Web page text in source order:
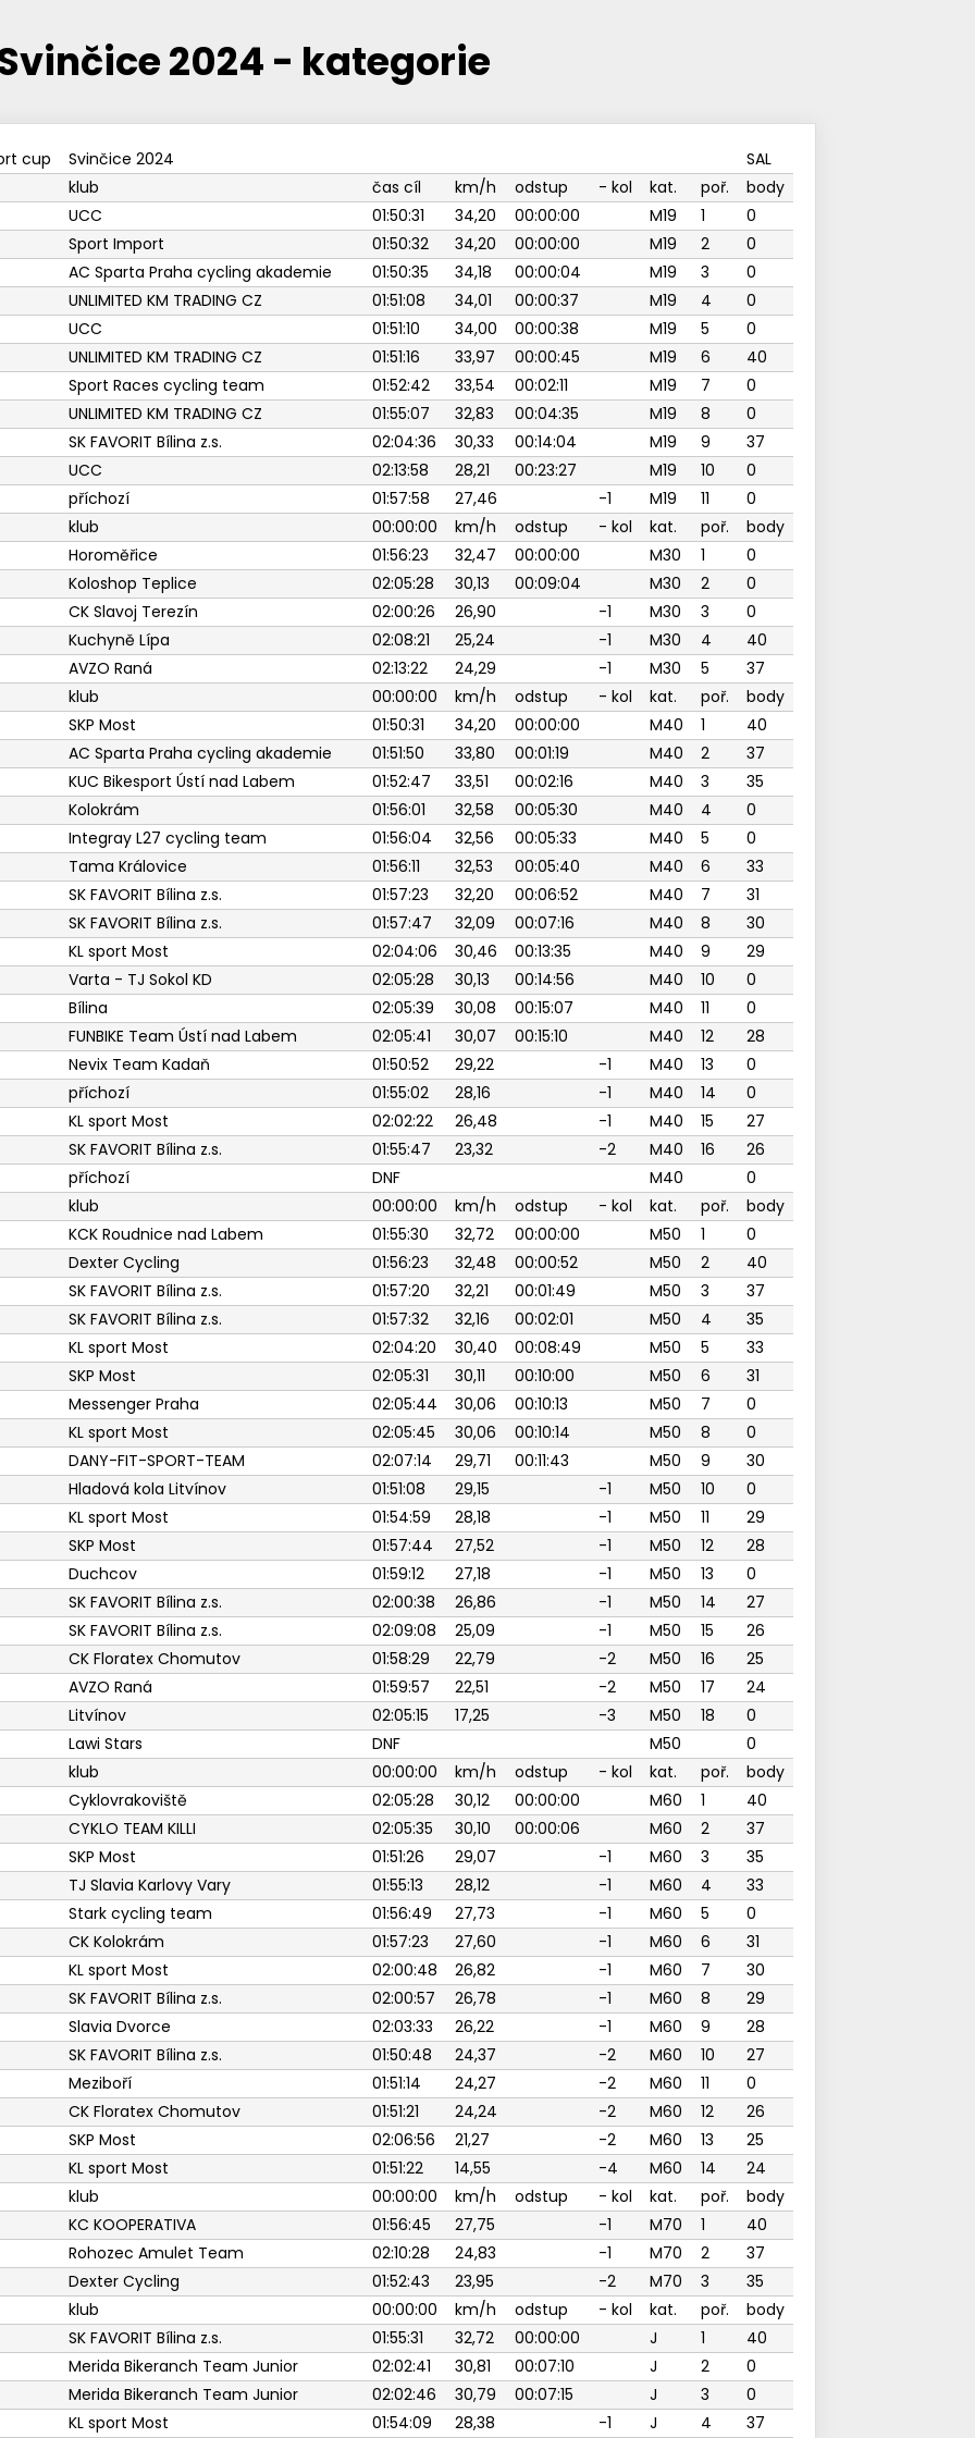
2024 - kategorie
cup Svinčice 2024
SAL
klub
čas cíl km/h odstup - kol kat. poř.
body
UCC
01:50:31 34,20 00:00:00 M19 1
0
Sport Import
01:50:32 34,20 00:00:00 M19 2
0
AC Sparta Praha cycling akademie
01:50:35 34,18 00:00:04 M19 3
0
UNLIMITED KM TRADING CZ
01:51:08 34,01 00:00:37 M19 4
0
UCC
01:51:10 34,00 00:00:38 M19 5
0
UNLIMITED KM TRADING CZ
01:51:16 33,97 00:00:45 M19 6
40
Sport Races cycling team
01:52:42 33,54 00:02:11 M19 7
0
UNLIMITED KM TRADING CZ
01:55:07 32,83 00:04:35 M19 8
0
SK FAVORIT Bílina z.s.
02:04:36 30,33 00:14:04 M19 9
37
UCC
02:13:58 28,21 00:23:27 M19 10
0
příchozí
01:57:58 27,46 -1 M19 11
0
klub
00:00:00 km/h odstup - kol kat. poř.
body
Horoměřice
01:56:23 32,47 00:00:00 M30 1
0
Koloshop Teplice
02:05:28 30,13 00:09:04 M30 2
0
CK Slavoj Terezín
02:00:26 26,90 -1 M30 3
0
Kuchyně Lípa
02:08:21 25,24 -1 M30 4
40
AVZO Raná
02:13:22 24,29 -1 M30 5
37
klub
00:00:00 km/h odstup - kol kat. poř.
body
SKP Most
01:50:31 34,20 00:00:00 M40 1
40
AC Sparta Praha cycling akademie
01:51:50 33,80 00:01:19 M40 2
37
KUC Bikesport Ústí nad Labem
01:52:47 33,51 00:02:16 M40 3
35
Kolokrám
01:56:01 32,58 00:05:30 M40 4
0
Integray L27 cycling team
01:56:04 32,56 00:05:33 M40 5
0
Tama Královice
01:56:11 32,53 00:05:40 M40 6
33
SK FAVORIT Bílina z.s.
01:57:23 32,20 00:06:52 M40 7
31
SK FAVORIT Bílina z.s.
01:57:47 32,09 00:07:16 M40 8
30
KL sport Most
02:04:06 30,46 00:13:35 M40 9
29
Varta - TJ Sokol KD
02:05:28 30,13 00:14:56 M40 10
0
Bílina
02:05:39 30,08 00:15:07 M40 11
0
FUNBIKE Team Ústí nad Labem
02:05:41 30,07 00:15:10 M40 12
28
Nevix Team Kadaň
01:50:52 29,22 -1 M40 13
0
příchozí
01:55:02 28,16 -1 M40 14
0
KL sport Most
02:02:22 26,48 -1 M40 15
27
SK FAVORIT Bílina z.s.
01:55:47 23,32 -2 M40 16
26
příchozí
DNF M40
0
klub
00:00:00 km/h odstup - kol kat. poř.
body
KCK Roudnice nad Labem
01:55:30 32,72 00:00:00 M50 1
0
Dexter Cycling
01:56:23 32,48 00:00:52 M50 2
40
SK FAVORIT Bílina z.s.
01:57:20 32,21 00:01:49 M50 3
37
SK FAVORIT Bílina z.s.
01:57:32 32,16 00:02:01 M50 4
35
KL sport Most
02:04:20 30,40 00:08:49 M50 5
33
SKP Most
02:05:31 30,11 00:10:00 M50 6
31
Messenger Praha
02:05:44 30,06 00:10:13 M50 7
0
KL sport Most
02:05:45 30,06 00:10:14 M50 8
0
DANY-FIT-SPORT-TEAM
02:07:14 29,71 00:11:43 M50 9
30
Hladová kola Litvínov
01:51:08 29,15 -1 M50 10
0
KL sport Most
01:54:59 28,18 -1 M50 11
29
SKP Most
01:57:44 27,52 -1 M50 12
28
Duchcov
01:59:12 27,18 -1 M50 13
0
SK FAVORIT Bílina z.s.
02:00:38 26,86 -1 M50 14
27
SK FAVORIT Bílina z.s.
02:09:08 25,09 -1 M50 15
26
CK Floratex Chomutov
01:58:29 22,79 -2 M50 16
25
AVZO Raná
01:59:57 22,51 -2 M50 17
24
Litvínov
02:05:15 17,25 -3 M50 18
0
Lawi Stars
DNF M50
0
klub
00:00:00 km/h odstup - kol kat. poř.
body
Cyklovrakoviště
02:05:28 30,12 00:00:00 M60 1
40
CYKLO TEAM KILLI
02:05:35 30,10 00:00:06 M60 2
37
SKP Most
01:51:26 29,07 -1 M60 3
35
TJ Slavia Karlovy Vary
01:55:13 28,12 -1 M60 4
33
Stark cycling team
01:56:49 27,73 -1 M60 5
0
CK Kolokrám
01:57:23 27,60 -1 M60 6
31
KL sport Most
02:00:48 26,82 -1 M60 7
30
SK FAVORIT Bílina z.s.
02:00:57 26,78 -1 M60 8
29
Slavia Dvorce
02:03:33 26,22 -1 M60 9
28
SK FAVORIT Bílina z.s.
01:50:48 24,37 -2 M60 10
27
Meziboří
01:51:14 24,27 -2 M60 11
0
CK Floratex Chomutov
01:51:21 24,24 -2 M60 12
26
SKP Most
02:06:56 21,27 -2 M60 13
25
KL sport Most
01:51:22 14,55 -4 M60 14
24
klub
00:00:00 km/h odstup - kol kat. poř.
body
KC KOOPERATIVA
01:56:45 27,75 -1 M70 1
40
Rohozec Amulet Team
02:10:28 24,83 -1 M70 2
37
Dexter Cycling
01:52:43 23,95 -2 M70 3
35
klub
00:00:00 km/h odstup - kol kat. poř.
body
SK FAVORIT Bílina z.s.
01:55:31 32,72 00:00:00 J 1
40
Merida Bikeranch Team Junior
02:02:41 30,81 00:07:10 J 2
0
Merida Bikeranch Team Junior
02:02:46 30,79 00:07:15 J 3
0
KL sport Most
01:54:09 28,38 -1 J 4 37